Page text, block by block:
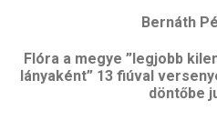
Bernáth
Flóra a megye ”legjobb
lányaként” 13 fiúval
döntőbe